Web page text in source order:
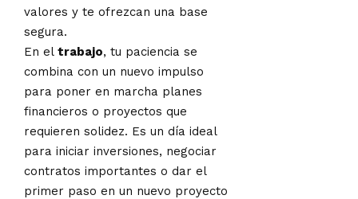
valores y te ofrezcan una base
segura.
En el trabajo, tu paciencia se
combina con un nuevo impulso
para poner en marcha planes
financieros o proyectos que
requieren solidez. Es un día ideal
para iniciar inversiones, negociar
contratos importantes o dar el
primer paso en un nuevo proyecto